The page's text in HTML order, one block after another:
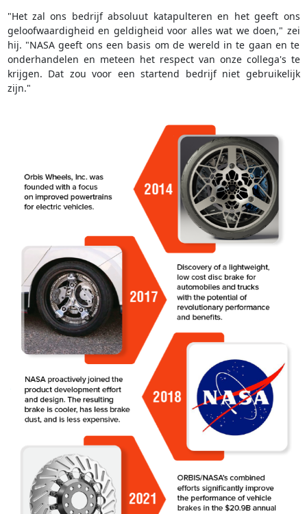
"Het zal ons bedrijf absoluut katapulteren en het geeft ons
geloofwaardigheid en geldigheid voor alles wat we doen," zei
hij. "NASA geeft ons een basis om de wereld in te gaan en te
onderhandelen en meteen het respect van onze collega's te
krijgen. Dat zou voor een startend bedrijf niet gebruikelijk
zijn."